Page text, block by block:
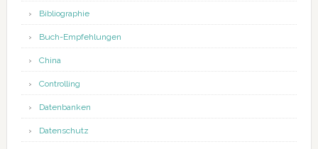
Bibliographie
Buch-Empfehlungen
China
Controlling
Datenbanken
Datenschutz